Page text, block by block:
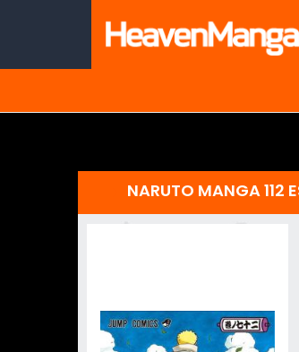
NARUTO MANGA 112